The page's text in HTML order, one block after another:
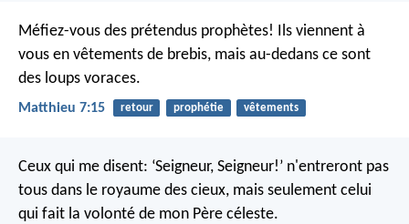
Méfiez-vous des prétendus prophètes! Ils viennent à
vous en vêtements de brebis, mais au-dedans ce sont
des loups voraces.
Matthieu 7:15 retour prophétie vêtements
Ceux qui me disent: ‘Seigneur, Seigneur!’ n'entreront pas
tous dans le royaume des cieux, mais seulement celui
qui fait la volonté de mon Père céleste.